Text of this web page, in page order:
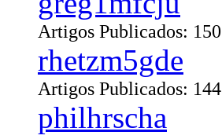
Artigos Publicados: 150
rhetzm5gde
Artigos Publicados: 144
philhrscha